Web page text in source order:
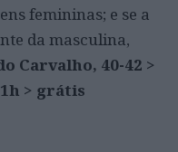
femininas; e se a
da masculina,
Carvalho, 40-42 >
> grátis